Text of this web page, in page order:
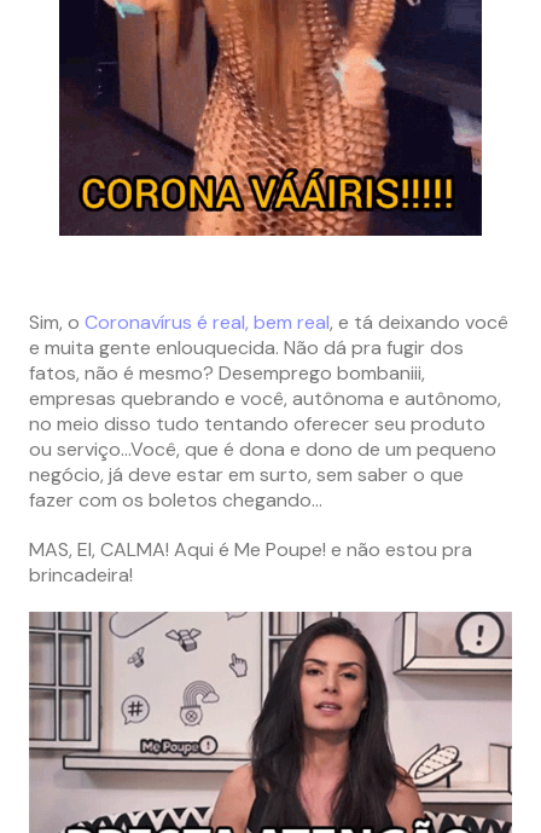
Sim, o Coronavírus é real, bem real, e tá deixando você
e muita gente enlouquecida. Não dá pra fugir dos
fatos, não é mesmo? Desemprego bombaniii,
empresas quebrando e você, autônoma e autônomo,
no meio disso tudo tentando oferecer seu produto
ou serviço…Você, que é dona e dono de um pequeno
negócio, já deve estar em surto, sem saber o que
fazer com os boletos chegando…
MAS, EI, CALMA! Aqui é Me Poupe! e não estou pra
brincadeira!